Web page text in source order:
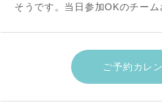
そうです。当日参加OKのチーム
ご予約カレ